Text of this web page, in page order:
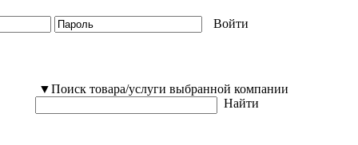
Войти
▼Поиск товара/услуги выбранной компании
Найти